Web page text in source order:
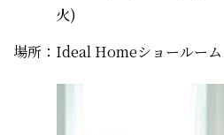
火)
場所：Ideal Homeショールーム